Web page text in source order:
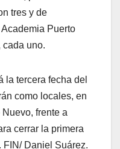
tres y de
Puerto
uno.
la tercera fecha del
como locales, en
frente a
cerrar la primera
FIN/ Daniel Suárez.